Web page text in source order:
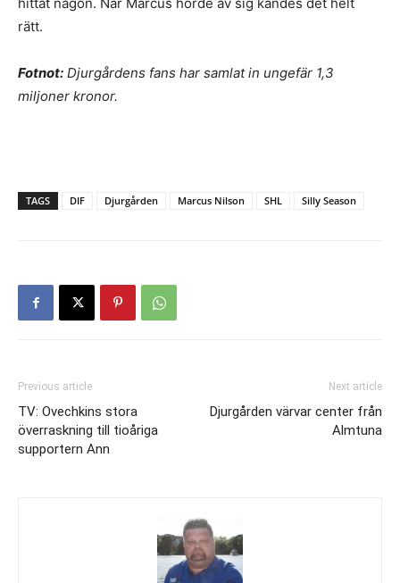
rätt.
Fotnot: Djurgårdens fans har samlat in ungefär 1,3
miljoner kronor.
TAGS DIF Djurgården Marcus Nilson SHL Silly Season
Previous article
TV: Ovechkins stora
överraskning till tioåriga
supportern Ann
Next article
Djurgården värvar center från
Almtuna